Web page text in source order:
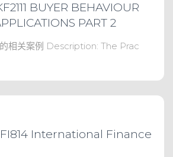
BUYER BEHAVIOUR
PART 2
相关案例 Description: The Prac
International Finance